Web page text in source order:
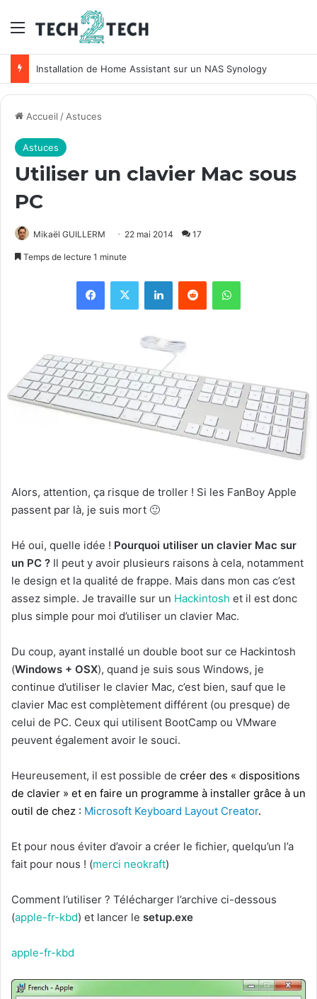
Menu
Installation de Home Assistant sur un NAS Synology
Accueil /Astuces
Astuces
Utiliser un clavier Mac sous
PC
Mikaël GUILLERM 22 mai 2014 17
Temps de lecture 1 minute
Alors, attention, ça risque de troller ! Si les FanBoy Apple
passent par là, je suis mort 🙂
Hé oui, quelle idée ! Pourquoi utiliser un clavier Mac sur
un PC ? Il peut y avoir plusieurs raisons à cela, notamment
le design et la qualité de frappe. Mais dans mon cas c’est
assez simple. Je travaille sur un Hackintosh et il est donc
plus simple pour moi d’utiliser un clavier Mac.
Du coup, ayant installé un double boot sur ce Hackintosh
(Windows + OSX), quand je suis sous Windows, je
continue d’utiliser le clavier Mac, c’est bien, sauf que le
clavier Mac est complètement différent (ou presque) de
celui de PC. Ceux qui utilisent BootCamp ou VMware
peuvent également avoir le souci.
Heureusement, il est possible de créer des « dispositions
de clavier » et en faire un programme à installer grâce à un
outil de chez : Microsoft Keyboard Layout Creator.
Et pour nous éviter d’avoir a créer le fichier, quelqu’un l’a
fait pour nous ! (merci neokraft)
Comment l’utiliser ? Télécharger l’archive ci-dessous
(apple-fr-kbd) et lancer le setup.exe
apple-fr-kbd